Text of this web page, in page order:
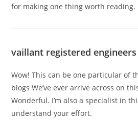
for making one thing worth reading.
vaillant registered engineers
Wow! This can be one particular of
blogs We’ve ever arrive across on
Wonderful. I’m also a specialist in
understand your effort.